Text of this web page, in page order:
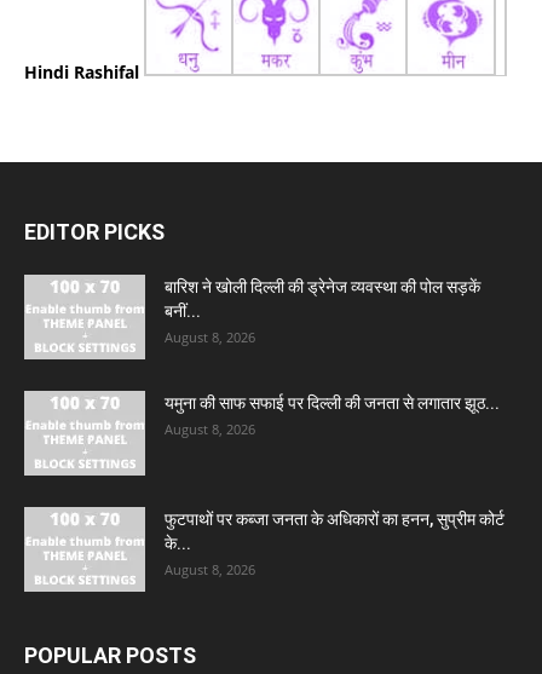
Hindi Rashifal
EDITOR PICKS
बारिश ने खोली दिल्ली की ड्रेनेज व्यवस्था की पोल सड़कें
बनीं...
August 8, 2026
यमुना की साफ सफाई पर दिल्ली की जनता से लगातार झूठ...
August 8, 2026
फुटपाथों पर कब्जा जनता के अधिकारों का हनन, सुप्रीम कोर्ट
के...
August 8, 2026
POPULAR POSTS